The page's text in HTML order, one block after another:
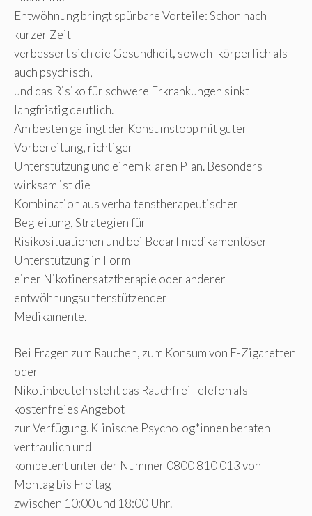
Entwöhnung bringt spürbare Vorteile: Schon nach
kurzer Zeit
verbessert sich die Gesundheit, sowohl körperlich als
auch psychisch,
und das Risiko für schwere Erkrankungen sinkt
langfristig deutlich.
Am besten gelingt der Konsumstopp mit guter
Vorbereitung, richtiger
Unterstützung und einem klaren Plan. Besonders
wirksam ist die
Kombination aus verhaltenstherapeutischer
Begleitung, Strategien für
Risikosituationen und bei Bedarf medikamentöser
Unterstützung in Form
einer Nikotinersatztherapie oder anderer
entwöhnungsunterstützender
Medikamente.
Bei Fragen zum Rauchen, zum Konsum von E-Zigaretten
oder
Nikotinbeuteln steht das Rauchfrei Telefon als
kostenfreies Angebot
zur Verfügung. Klinische Psycholog*innen beraten
vertraulich und
kompetent unter der Nummer 0800 810 013 von
Montag bis Freitag
zwischen 10:00 und 18:00 Uhr.